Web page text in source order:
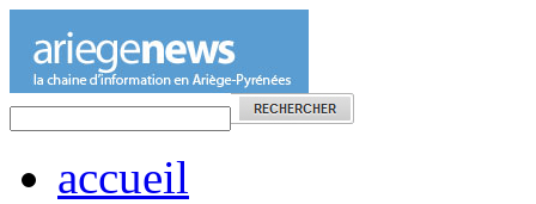
accueil